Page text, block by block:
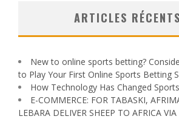
ARTICLES RÉCENTS
New to online sports betting?
to Play Your First Online Sports Betting
How Technology Has Changed Sports
E-COMMERCE: FOR TABASKI,
LEBARA DELIVER SHEEP TO AFRICA